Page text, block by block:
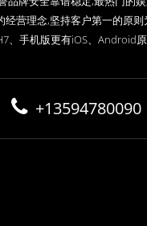
经营理念,坚持客户第一的原
、手机版更有iOS、Android原
+13594780090